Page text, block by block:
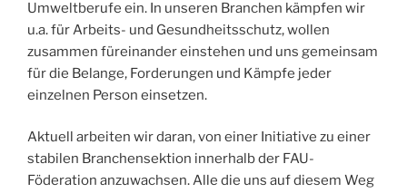
Umweltberufe ein. In unseren Branchen kämpfen wir
u.a. für Arbeits- und Gesundheitsschutz, wollen
zusammen füreinander einstehen und uns gemeinsam
für die Belange, Forderungen und Kämpfe jeder
einzelnen Person einsetzen.
Aktuell arbeiten wir daran, von einer Initiative zu einer
stabilen Branchensektion innerhalb der FAU-
Föderation anzuwachsen. Alle die uns auf diesem Weg